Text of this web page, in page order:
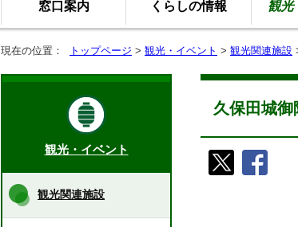
窓口案内 くらしの情報 観光
現在の位置： トップページ > 観光・イベント > 観光関連施設
久保田城御
観光・イベント
観光関連施設